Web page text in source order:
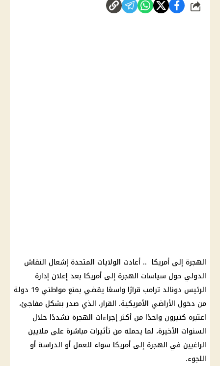
شارك
الهجرة إلى أمريكا .. أعادت الولايات المتحدة إشعال النقاش
الدولي حول سياسات الهجرة إلى أمريكا بعد إعلان إدارة
الرئيس دونالد ترامب قرارًا واسعًا يقضي بمنع مواطني 19 دولة
من دخول الأراضي الأمريكية. القرار، الذي صدر بشكل مفاجئ،
اعتبره كثيرون واحدًا من أكثر إجراءات الهجرة تشددًا خلال
السنوات الأخيرة، لما يحمله من تأثيرات مباشرة على ملايين
الراغبين في الهجرة إلى أمريكا سواء للعمل أو الدراسة أو
اللجوء.